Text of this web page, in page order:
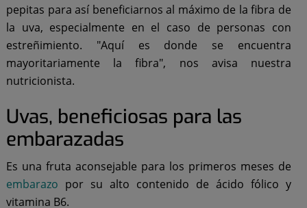
pepitas para así beneficiarnos al máximo de la fibra de
la uva, especialmente en el caso de personas con
estreñimiento. "Aquí es donde se encuentra
mayoritariamente la fibra", nos avisa nuestra
nutricionista.
Uvas, beneficiosas para las
embarazadas
Es una fruta aconsejable para los primeros meses de
embarazo por su alto contenido de ácido fólico y
vitamina B6.